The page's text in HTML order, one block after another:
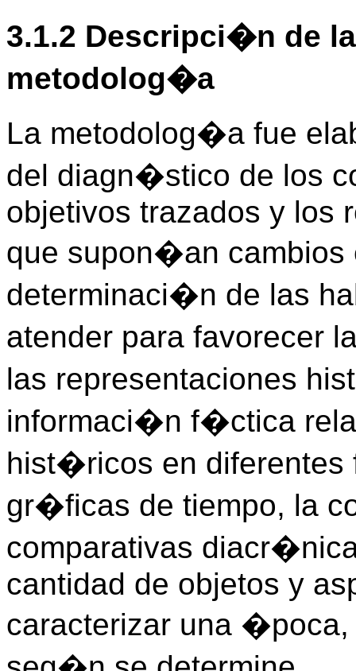
3.1.2 Descripci�n de
metodolog�a
La metodolog�a fue
del diagn�stico de los
objetivos trazados y los
que supon�an cambios
determinaci�n de las
atender para favorecer
las representaciones
informaci�n f�ctica
hist�ricos en diferentes
gr�ficas de tiempo, la
comparativas
cantidad de objetos y
caracterizar una